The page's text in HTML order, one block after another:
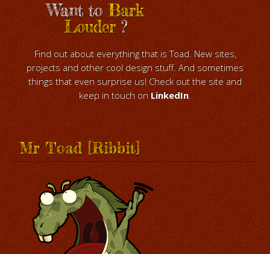
Want toBark
Louder?
Find out about everything that is Toad. New sites,
projects and other cool design stuff. And sometimes
things that even surprise us! Check out the site and
keep in touch on LinkedIn.
Mr Toad [Ribbit]